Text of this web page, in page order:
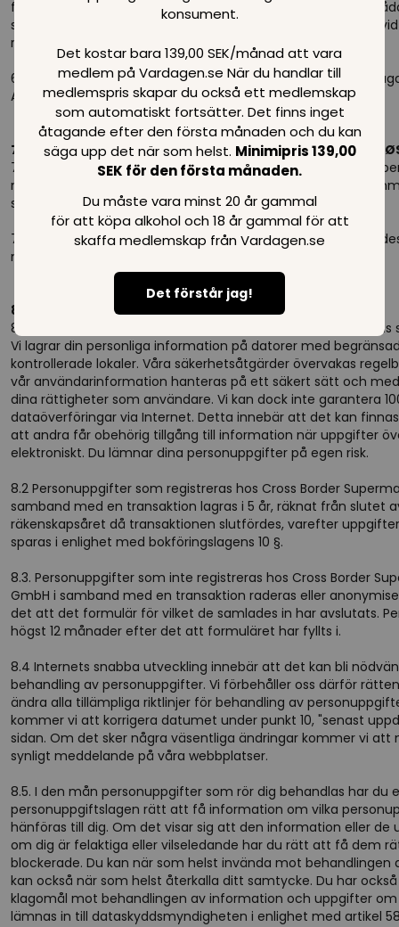
konsument.
Det kostar bara 139,00 SEK/månad att vara
medlem på Vardagen.se När du handlar till
medlemspris skapar du också ett medlemskap
som automatiskt fortsätter. Det finns inget
åtagande efter den första månaden och du kan
säga upp det när som helst. Minimipris 139,00
SEK för den första månaden.
Du måste vara minst 20 år gammal
för att köpa alkohol och 18 år gammal för att
skaffa medlemskap från Vardagen.se
Det förstår jag!
fullständig försäljning av företaget. Varje utlämnande i en
ske i enlighet med den gällande lagen om personuppgifter
registrerar ingen personligt känslig information.
6.4. Information som krävs för att skicka en Trustpilot-
A/S.
7. Delning av information med mottagare utanför EU/
7.1 Som personuppgiftsansvarig kommer vi endast att dela
mottagare utanför EU/EØS om de förbinder sig att följa
som vi gör.
7.2 Genom våra databehandlingsavtal har vi säkerställt att
missbrukar dina samlade uppgifter.
8. Skydd av personuppgifter
8.1 Enligt personuppgiftslagen ska dina personuppgifter
Vi lagrar din personliga information på datorer med
kontrollerade lokaler. Våra säkerhetsåtgärder övervakas
vår användarinformation hanteras på ett säkert sätt och
dina rättigheter som användare. Vi kan dock inte garantera
dataöverföringar via Internet. Detta innebär att det kan
att andra får obehörig tillgång till information när uppgifter
elektroniskt. Du lämnar dina personuppgifter på egen risk.
8.2 Personuppgifter som registreras hos Cross Border
samband med en transaktion lagras i 5 år, räknat från slutet
räkenskapsåret då transaktionen slutfördes, varefter
sparas i enlighet med bokföringslagens 10 §.
8.3. Personuppgifter som inte registreras hos Cross Border
GmbH i samband med en transaktion raderas eller
det att det formulär för vilket de samlades in har avslutats.
högst 12 månader efter det att formuläret har fyllts i.
8.4 Internets snabba utveckling innebär att det kan bli
behandling av personuppgifter. Vi förbehåller oss därför
ändra alla tillämpliga riktlinjer för behandling av
kommer vi att korrigera datumet under punkt 10, "senast
sidan. Om det sker några väsentliga ändringar kommer vi
synligt meddelande på våra webbplatser.
8.5. I den mån personuppgifter som rör dig behandlas har du
personuppgiftslagen rätt att få information om vilka
hänföras till dig. Om det visar sig att den information eller de
om dig är felaktiga eller vilseledande har du rätt att få dem
blockerade. Du kan när som helst invända mot behandlingen
kan också när som helst återkalla ditt samtycke. Du har
klagomål mot behandlingen av information och uppgifter om
lämnas in till dataskyddsmyndigheten i enlighet med artikel